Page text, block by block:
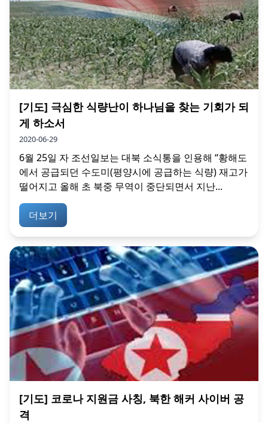
[기도] 극심한 식량난이 하나님을 찾는 기회가 되
게 하소서
2020-06-29
6월 25일 자 조선일보는 대북 소식통을 인용해 “황해도
에서 공급되던 수도미(평양시에 공급하는 식량) 재고가
떨어지고 올해 초 북중 무역이 중단되면서 지난...
더보기
[기도] 코로나 지원금 사칭, 북한 해커 사이버 공
격